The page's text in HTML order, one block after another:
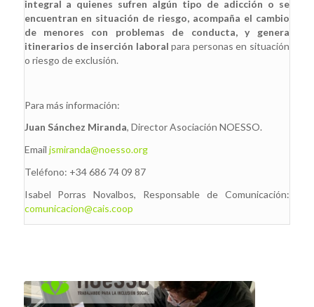
integral a quienes sufren algún tipo de adicción o se
encuentran en situación de riesgo, acompaña el cambio
de menores con problemas de conducta, y genera
itinerarios de inserción laboral para personas en situación
o riesgo de exclusión.
Para más información:
Juan Sánchez Miranda, Director Asociación NOESSO.
Email jsmiranda@noesso.org
Teléfono: +34 686 74 09 87
Isabel Porras Novalbos, Responsable de Comunicación:
comunicacion@cais.coop